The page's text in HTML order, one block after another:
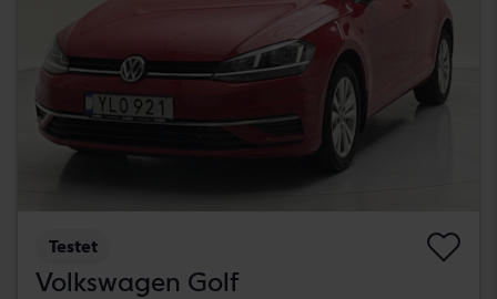
Testet
Volkswagen Golf